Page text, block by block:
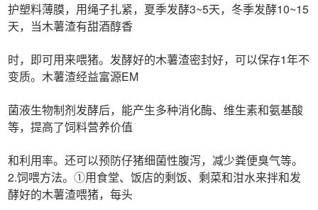
护塑料薄膜，用绳子扎紧，夏季发酵3~5天，冬季发酵10~15
天，当木薯渣有甜酒醇香
时，即可用来喂猪。发酵好的木薯渣密封好，可以保存1年不
变质。木薯渣经益富源EM
菌液生物制剂发酵后，能产生多种消化酶、维生素和氨基酸
等，提高了饲料营养价值
和利用率。还可以预防仔猪细菌性腹泻，减少粪便臭气等。
2.饲喂方法。①用食堂、饭店的剩饭、剩菜和泔水来拌和发
酵好的木薯渣喂猪，每头